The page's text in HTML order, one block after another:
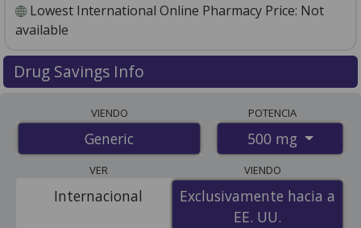
Lowest International Online Pharmacy Price: Not
available
Drug Savings Info
at$128.93 por tabletfor 30 tablets. You save 5% off
the average U.S. pharmacy retail price of $135.91 per
tablet for 30 tablets. Enter your ZIP Code to compare
discount alinia coupon prices in your area.
VIENDO
Generic
POTENCIA
500 mg
VER
Exclusivamente hacia a
EE. UU.
Internacional
VIENDO
Exclusivamente hacia a
EE. UU.